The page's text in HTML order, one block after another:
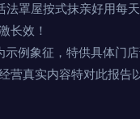
罩屋按式抹亲好用每
长效！
示例象征，特供具体门
营真实内容特对此报告